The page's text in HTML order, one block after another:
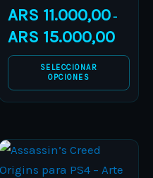
ARS 11.000,00 –
ARS 15.000,00
SELECCIONAR
OPCIONES
the
product
ARS
product